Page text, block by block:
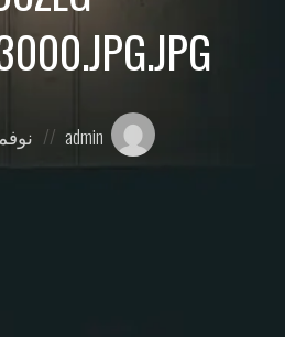
Posted
by:
admin
on
نوفمبر